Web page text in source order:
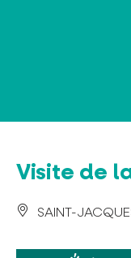
Visite de
SAINT-